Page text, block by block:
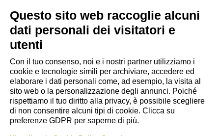
Link utili
- Ufficio di informazione e accoglienza turistica di Maranello, Fiorano
- Comune di Formigine
- Trasporti Locali
- Trenitalia
Scarica le app
Questo sito web raccoglie alcuni
dati personali dei visitatori e
utenti
Con il tuo consenso, noi e i nostri partner utilizziamo i
cookie e tecnologie simili per archiviare, accedere ed
elaborare i dati personali come, ad esempio, la visita al
sito web o la personalizzazione degli annunci. Poiché
rispettiamo il tuo diritto alla privacy, è possibile scegliere
di non consentire alcuni tipi di cookie. Clicca su
preferenze GDPR per saperne di più.